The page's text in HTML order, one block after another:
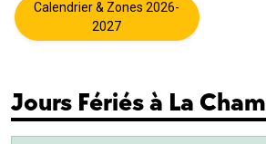
Calendrier & Zones 2026-
2027
Jours Fériés à La